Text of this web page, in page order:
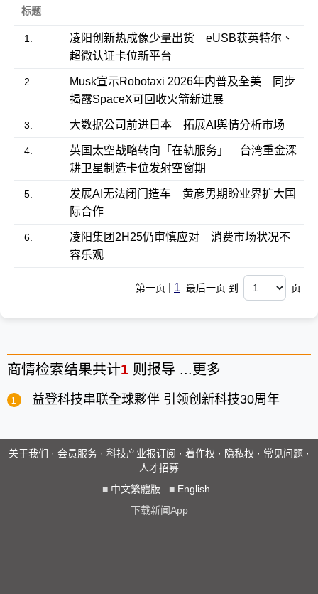
标题
1.
凌阳创新热成像少量出货 eUSB获英特尔、
超微认证卡位新平台
2.
Musk宣示Robotaxi 2026年内普及全美 同步
揭露SpaceX可回收火箭新进展
3. 大数据公司前进日本 拓展AI舆情分析市场
4.
英国太空战略转向「在轨服务」 台湾重金深
耕卫星制造卡位发射空窗期
5.
发展AI无法闭门造车 黄彦男期盼业界扩大国
际合作
6.
凌阳集团2H25仍审慎应对 消费市场状况不
容乐观
第一页 1 最后一页 到 页
商情检索结果共计1 则报导 ... 更多
益登科技串联全球夥伴 引领创新科技30周年
关于我们 · 会员服务 · 科技产业报订阅 · 着作权 · 隐私权 · 常见问题 ·
人才招募
■ 中文繁體版 ■ English
下载新闻App